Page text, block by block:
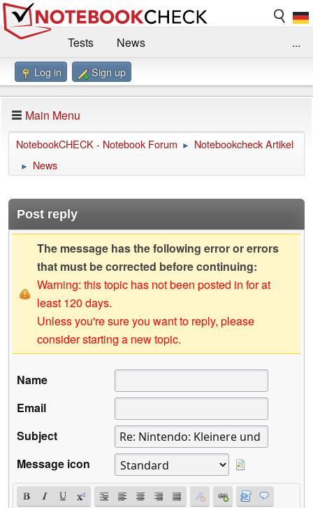
Tests
News
Benchmarks / Technik
Forum
Impressum
...
Log in Sign up
Main Menu
NotebookCHECK - Notebook Forum ► Notebookcheck Artikel
► News
Post reply
The message has the following error or errors
that must be corrected before continuing:
Warning: this topic has not been posted in for at
least 120 days.
Unless you're sure you want to reply, please
consider starting a new topic.
Name
Email
Subject
Message icon